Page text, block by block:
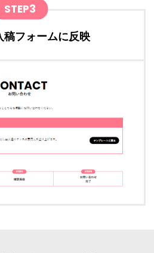
STEP3
稿フォームに反映